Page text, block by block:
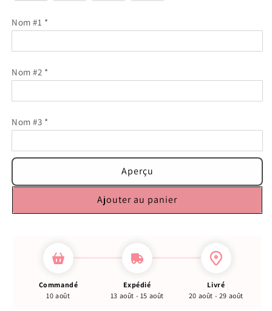
avec
3-
3-
Nom #1 *
Nom #2 *
Nom #3 *
Aperçu
Ajouter au panier
Commandé
10 août
Expédié
13 août - 15 août
Livré
20 août - 29 août